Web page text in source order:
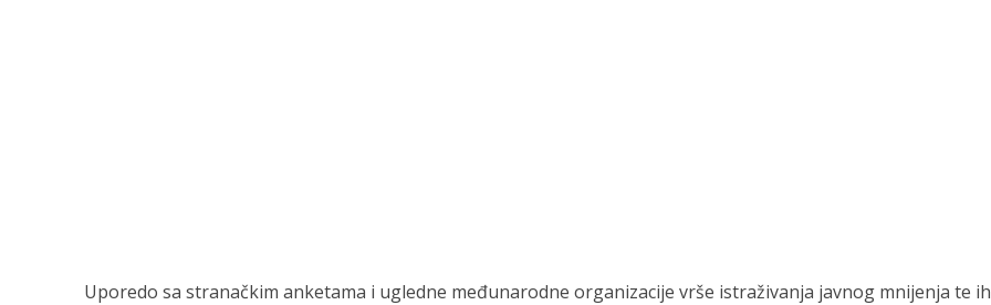
Uporedo sa stranačkim anketama i ugledne međunarodne organizacije vrše istraživanja javnog mnijenja te